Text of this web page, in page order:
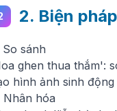
2. Biện
So sánh
ghen thua thắm':
hình ảnh sinh động
Nhân hóa